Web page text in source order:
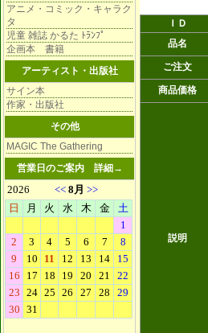
アニメ・コミック・キャラク
タ
児童 雑誌 かるた ﾄﾗﾝﾌﾟ
企画本 書籍
アーティスト・出版社
サイン本
作家・出版社
その他
MAGIC The Gathering
営業日のご案内 詳細→
ＩＤ
品名
ご注文
商品価格
説明